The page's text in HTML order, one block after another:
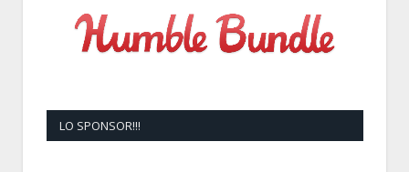
LO SPONSOR!!!